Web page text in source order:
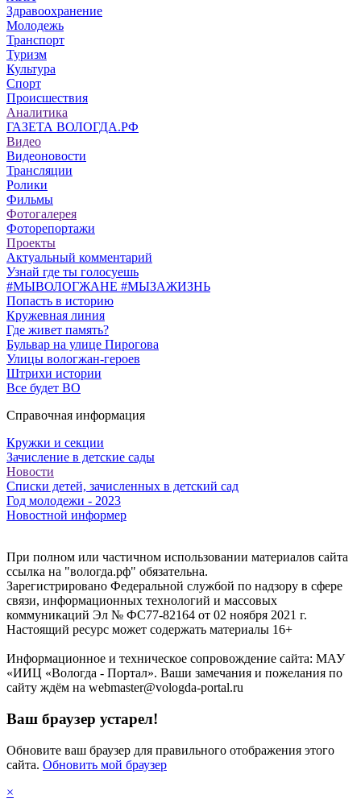
Здравоохранение
Молодежь
Транспорт
Туризм
Культура
Спорт
Происшествия
Аналитика
ГАЗЕТА ВОЛОГДА.РФ
Видео
Видеоновости
Трансляции
Ролики
Фильмы
Фотогалерея
Фоторепортажи
Проекты
Актуальный комментарий
Узнай где ты голосуешь
#МЫВОЛОГЖАНЕ #МЫЗАЖИЗНЬ
Попасть в историю
Кружевная линия
Где живет память?
Бульвар на улице Пирогова
Улицы вологжан-героев
Штрихи истории
Все будет ВО
Справочная информация
Кружки и секции
Зачисление в детские сады
Новости
Списки детей, зачисленных в детский сад
Год молодежи - 2023
Новостной информер
При полном или частичном использовании материалов сайта
ссылка на "вологда.рф" обязательна.
Зарегистрировано Федеральной службой по надзору в сфере
связи, информационных технологий и массовых
коммуникаций Эл № ФС77-82164 от 02 ноября 2021 г.
Настоящий ресурс может содержать материалы 16+
Информационное и техническое сопровождение сайта: МАУ
«ИИЦ «Вологда - Портал». Ваши замечания и пожелания по
сайту ждём на webmaster@vologda-portal.ru
Ваш браузер устарел!
Обновите ваш браузер для правильного отображения этого
сайта. Обновить мой браузер
×